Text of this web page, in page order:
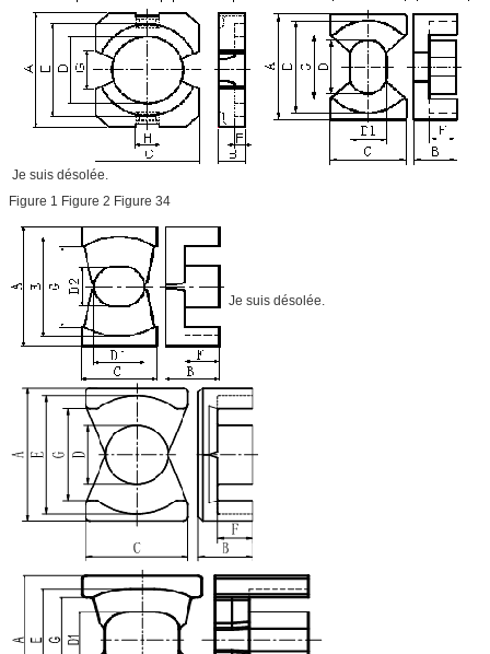
Je suis désolée.
Figure 1 Figure 2 Figure 34
Je suis désolée.